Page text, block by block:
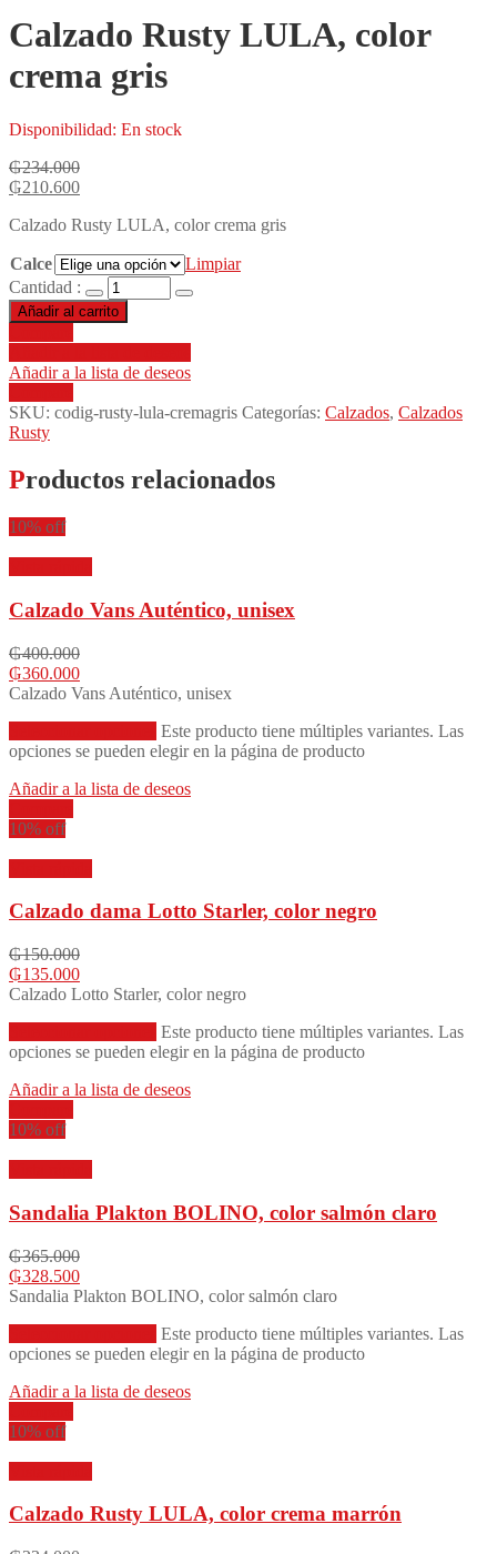
Calzado Rusty LULA, color
crema gris
Disponibilidad: En stock
₲234.000
₲210.600
Calzado Rusty LULA, color crema gris
Calce
Limpiar
Cantidad :
Añadir al carrito
Añadir a la lista de deseos
SKU: codig-rusty-lula-cremagris Categorías: Calzados, Calzados
Rusty
Productos relacionados
10% off
Calzado Vans Auténtico, unisex
₲400.000
₲360.000
Calzado Vans Auténtico, unisex
Este producto tiene múltiples variantes. Las
opciones se pueden elegir en la página de producto
Añadir a la lista de deseos
10% off
Calzado dama Lotto Starler, color negro
₲150.000
₲135.000
Calzado Lotto Starler, color negro
Este producto tiene múltiples variantes. Las
opciones se pueden elegir en la página de producto
Añadir a la lista de deseos
10% off
Sandalia Plakton BOLINO, color salmón claro
₲365.000
₲328.500
Sandalia Plakton BOLINO, color salmón claro
Este producto tiene múltiples variantes. Las
opciones se pueden elegir en la página de producto
Añadir a la lista de deseos
10% off
Calzado Rusty LULA, color crema marrón